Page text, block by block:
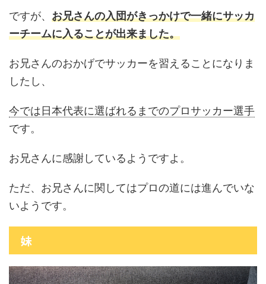
ですが、 お兄さんの入団がきっかけで一緒にサッカ
ーチームに入ることが出来ました。
お兄さんのおかげでサッカーを習えることになりま
したし、
今では日本代表に選ばれるまでのプロサッカー選手
です。
お兄さんに感謝しているようですよ。
ただ、お兄さんに関してはプロの道には進んでいな
いようです。
妹